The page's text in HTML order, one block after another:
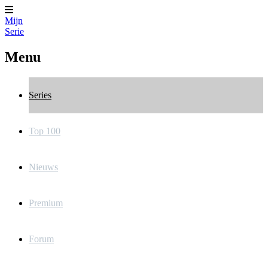
Mijn
Serie
Menu
Series
Top 100
Nieuws
Premium
Forum